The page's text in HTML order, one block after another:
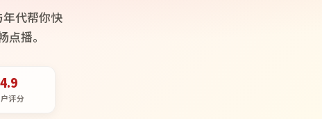
代帮你快
播。
4.9
评分